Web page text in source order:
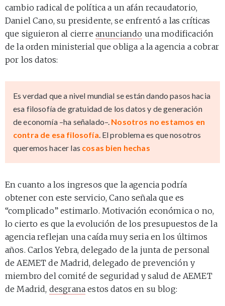
cambio radical de política a un afán recaudatorio,
Daniel Cano, su presidente, se enfrentó a las críticas
que siguieron al cierre anunciando una modificación
de la orden ministerial que obliga a la agencia a cobrar
por los datos:
Es verdad que a nivel mundial se están dando pasos hacia
esa filosofía de gratuidad de los datos y de generación
de economía –ha señalado–. Nosotros no estamos en
contra de esa filosofía . El problema es que nosotros
queremos hacer las cosas bien hechas
En cuanto a los ingresos que la agencia podría
obtener con este servicio, Cano señala que es
“complicado” estimarlo. Motivación económica o no,
lo cierto es que la evolución de los presupuestos de la
agencia reflejan una caída muy seria en los últimos
años. Carlos Yebra, delegado de la junta de personal
de AEMET de Madrid, delegado de prevención y
miembro del comité de seguridad y salud de AEMET
de Madrid, desgrana estos datos en su blog: